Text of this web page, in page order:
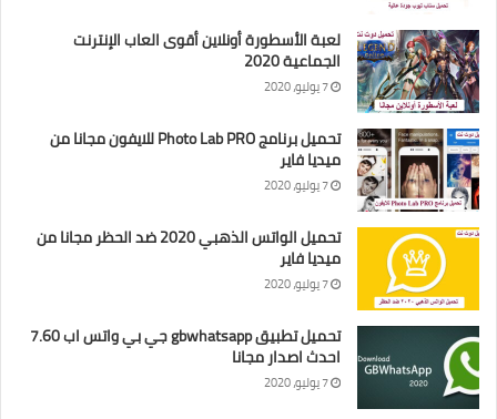
لعبة الأسطورة أونلاين أقوى العاب الإنترنت
الجماعية 2020
7 يوليو، 2020
تحميل برنامج Photo Lab PRO للايفون مجانا من
ميديا فاير
7 يوليو، 2020
تحميل الواتس الذهبي 2020 ضد الحظر مجانا من
ميديا فاير
7 يوليو، 2020
تحميل تطبيق gbwhatsapp جي بي واتس اب 7.60
احدث اصدار مجانا
7 يوليو، 2020